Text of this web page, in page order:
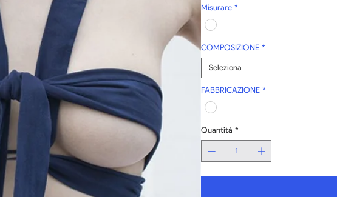
Misurare *
COMPOSIZIONE *
Seleziona
FABBRICAZIONE *
Quantità *